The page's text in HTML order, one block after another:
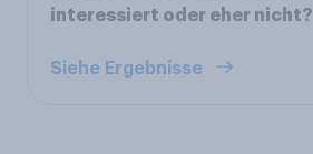
interessiert oder eher nicht?
Siehe Ergebnisse